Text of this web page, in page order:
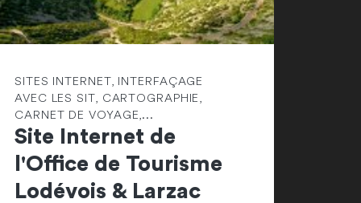
SITES INTERNET, INTERFAÇAGE
AVEC LES SIT, CARTOGRAPHIE,
CARNET DE VOYAGE,...
Site Internet de
l'Office de Tourisme
Lodévois & Larzac